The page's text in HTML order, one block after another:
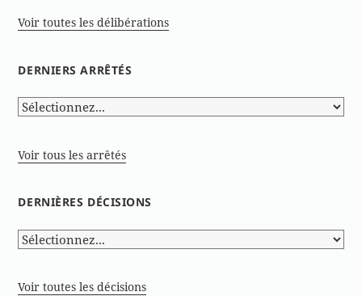
Voir toutes les délibérations
DERNIERS ARRÊTÉS
Voir tous les arrêtés
DERNIÈRES DÉCISIONS
Voir toutes les décisions